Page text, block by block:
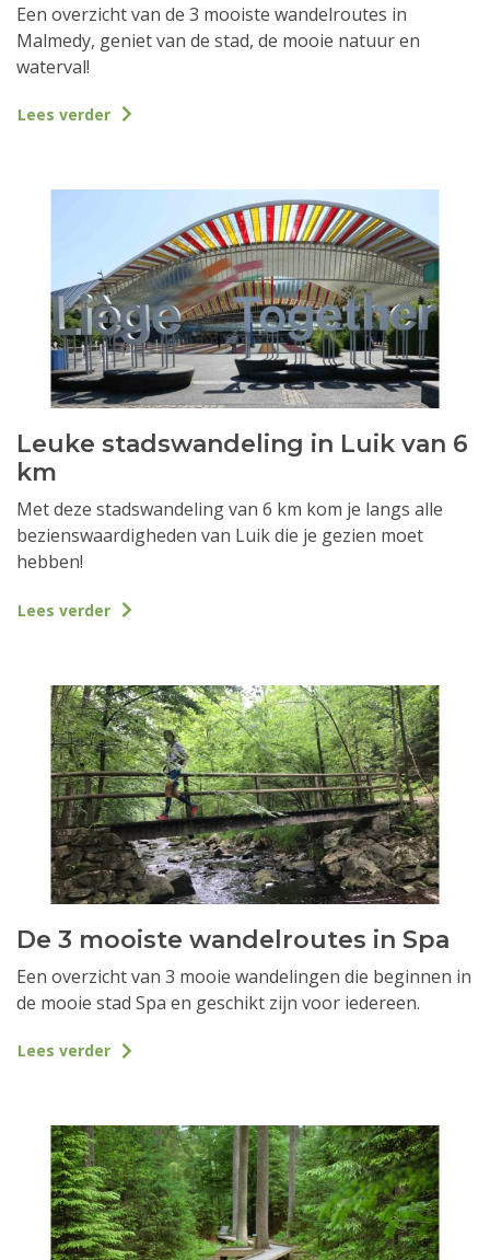
Een overzicht van de 3 mooiste wandelroutes in
Malmedy, geniet van de stad, de mooie natuur en
waterval!
Lees verder
Leuke stadswandeling in Luik van 6
km
Met deze stadswandeling van 6 km kom je langs alle
bezienswaardigheden van Luik die je gezien moet
hebben!
Lees verder
De 3 mooiste wandelroutes in Spa
Een overzicht van 3 mooie wandelingen die beginnen in
de mooie stad Spa en geschikt zijn voor iedereen.
Lees verder